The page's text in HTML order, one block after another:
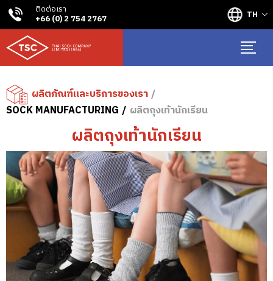
ติดต่อเรา
+66 (0) 2 754 2767 TH
ผลิตภัณฑ์และบริการของเรา
SOCK MANUFACTURING
ผลิตถุงเท้านักเรียน
ผลิตถุงเท้านักเรียน